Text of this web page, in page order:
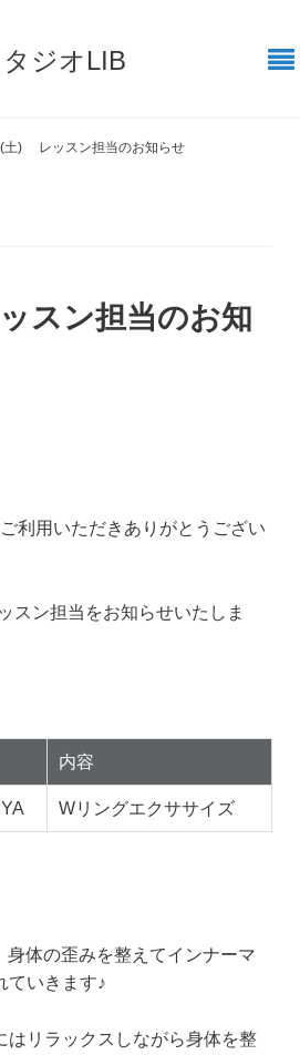
ジオLIB
土) レッスン担当のお知らせ
スン担当のお知
利用いただきありがとうござい
スン担当をお知らせいたしま
内容
Wリングエクササイズ
身体の歪みを整えてインナーマ
ていきます♪
はリラックスしながら身体を整